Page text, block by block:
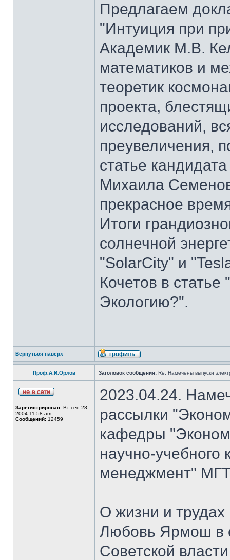
Предлагаем
"Интуиция при
Академик М.В.
математиков и
теоретик
проекта,
исследований,
преувеличения,
статье
Михаила
прекрасное
Итоги
солнечной
"SolarCity" и
Кочетов в статье
Экологию?".
Вернуться наверх
Проф.А.И.Орлов Заголовок сообщения: Re: Намечены выпуски
Зарегистрирован: Вт сен 28,
2004 11:58 am
Сообщений: 12459
2023.04.24.
рассылки
кафедры
научно-
менеджмент"
О жизни и трудах
Любовь Ярмош в
Советской